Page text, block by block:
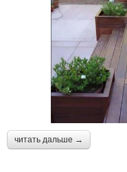
читать дальше →